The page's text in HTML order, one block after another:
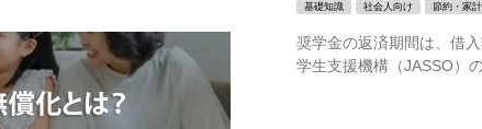
基礎知識 社会人向け 節約・家
奨学金の返済期間は、借
学生支援機構（JASSO）